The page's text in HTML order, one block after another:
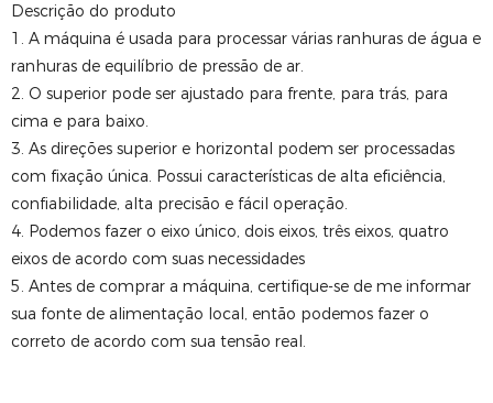
Descrição do produto
1. A máquina é usada para processar várias ranhuras de água e
ranhuras de equilíbrio de pressão de ar.
2. O superior pode ser ajustado para frente, para trás, para
cima e para baixo.
3. As direções superior e horizontal podem ser processadas
com fixação única. Possui características de alta eficiência,
confiabilidade, alta precisão e fácil operação.
4. Podemos fazer o eixo único, dois eixos, três eixos, quatro
eixos de acordo com suas necessidades
5. Antes de comprar a máquina, certifique-se de me informar
sua fonte de alimentação local, então podemos fazer o
correto de acordo com sua tensão real.